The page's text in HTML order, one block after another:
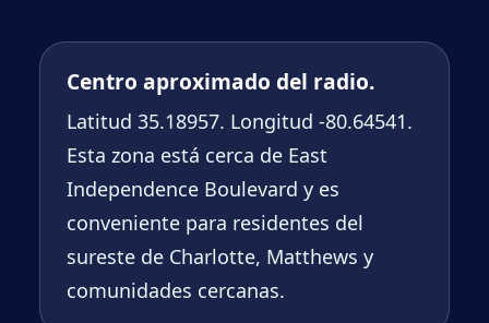
Centro aproximado del radio.
Latitud 35.18957. Longitud -80.64541.
Esta zona está cerca de East
Independence Boulevard y es
conveniente para residentes del
sureste de Charlotte, Matthews y
comunidades cercanas.